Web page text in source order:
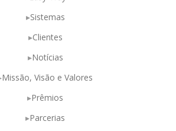
Sistemas
Clientes
Notícias
Missão, Visão e Valores
Prêmios
Parcerias